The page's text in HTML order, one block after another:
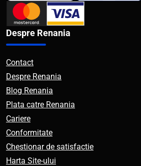
Despre Renania
Contact
Despre Renania
Blog Renania
Plata catre Renania
Cariere
Conformitate
Chestionar de satisfactie
Harta Site-ului